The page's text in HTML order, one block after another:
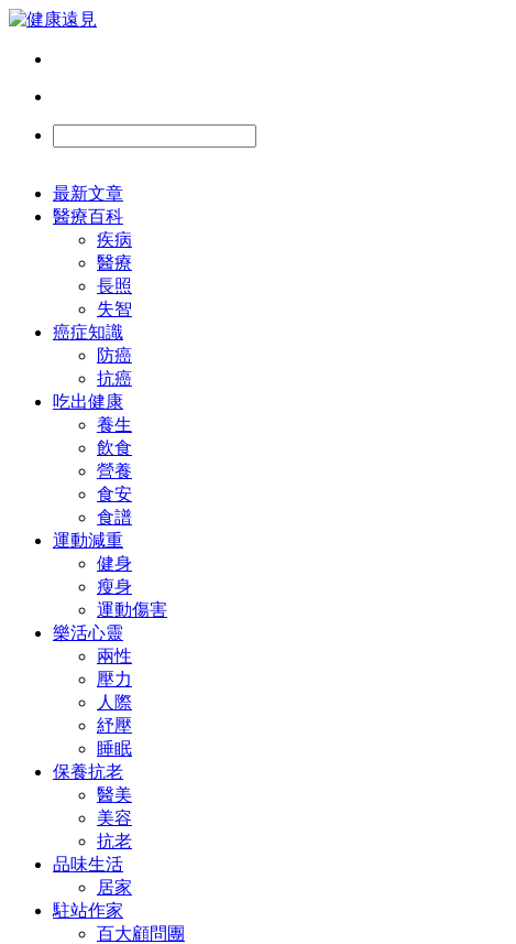
最新文章
醫療百科
疾病
醫療
長照
失智
癌症知識
防癌
抗癌
吃出健康
養生
飲食
營養
食安
食譜
運動減重
健身
瘦身
運動傷害
樂活心靈
兩性
壓力
人際
紓壓
睡眠
保養抗老
醫美
美容
抗老
品味生活
居家
駐站作家
百大顧問團